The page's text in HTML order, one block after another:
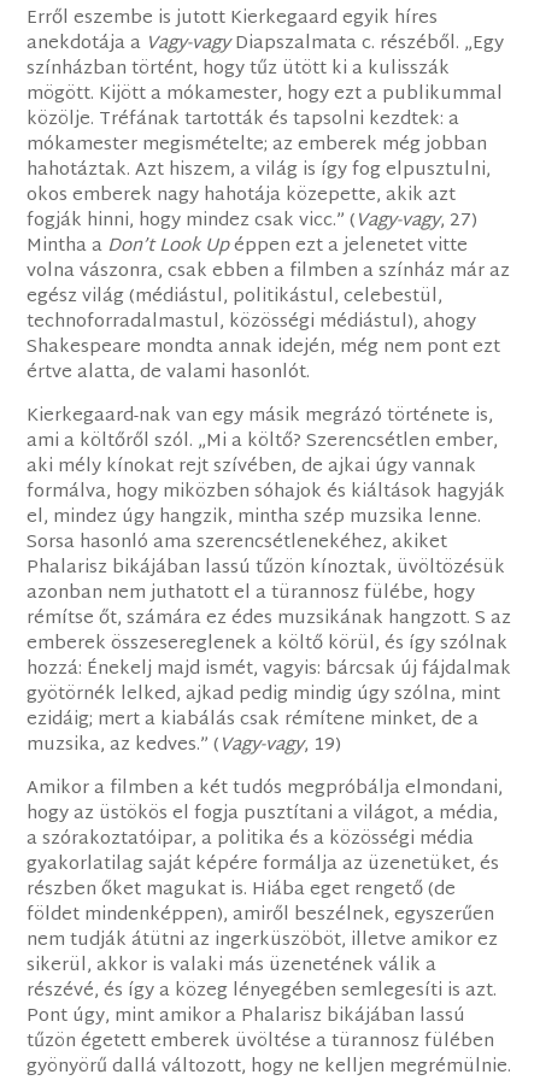
Erről eszembe is jutott Kierkegaard egyik híres
anekdotája a Vagy-vagyDiapszalmata c. részéből. „Egy
színházban történt, hogy tűz ütött ki a kulisszák
mögött. Kijött a mókamester, hogy ezt a publikummal
közölje. Tréfának tartották és tapsolni kezdtek: a
mókamester megismételte; az emberek még jobban
hahotáztak. Azt hiszem, a világ is így fog elpusztulni,
okos emberek nagy hahotája közepette, akik azt
fogják hinni, hogy mindez csak vicc.” (Vagy-vagy, 27)
Mintha aDon’t Look Upéppen ezt a jelenetet vitte
volna vászonra, csak ebben a filmben a színház már az
egész világ (médiástul, politikástul, celebestül,
technoforradalmastul, közösségi médiástul), ahogy
Shakespeare mondta annak idején, még nem pont ezt
értve alatta, de valami hasonlót.
Kierkegaard-nak van egy másik megrázó története is,
ami a költőről szól. „Mi a költő? Szerencsétlen ember,
aki mély kínokat rejt szívében, de ajkai úgy vannak
formálva, hogy miközben sóhajok és kiáltások hagyják
el, mindez úgy hangzik, mintha szép muzsika lenne.
Sorsa hasonló ama szerencsétlenekéhez, akiket
Phalarisz bikájában lassú tűzön kínoztak, üvöltözésük
azonban nem juthatott el a türannosz fülébe, hogy
rémítse őt, számára ez édes muzsikának hangzott. S az
emberek összesereglenek a költő körül, és így szólnak
hozzá: Énekelj majd ismét, vagyis: bárcsak új fájdalmak
gyötörnék lelked, ajkad pedig mindig úgy szólna, mint
ezidáig; mert a kiabálás csak rémítene minket, de a
muzsika, az kedves.” (Vagy-vagy, 19)
Amikor a filmben a két tudós megpróbálja elmondani,
hogy az üstökös el fogja pusztítani a világot, a média,
a szórakoztatóipar, a politika és a közösségi média
gyakorlatilag saját képére formálja az üzenetüket, és
részben őket magukat is. Hiába eget rengető (de
földet mindenképpen), amiről beszélnek, egyszerűen
nem tudják átütni az ingerküszöböt, illetve amikor ez
sikerül, akkor is valaki más üzenetének válik a
részévé, és így a közeg lényegében semlegesíti is azt.
Pont úgy, mint amikor a Phalarisz bikájában lassú
tűzön égetett emberek üvöltése a türannosz fülében
gyönyörű dallá változott, hogy ne kelljen megrémülnie.